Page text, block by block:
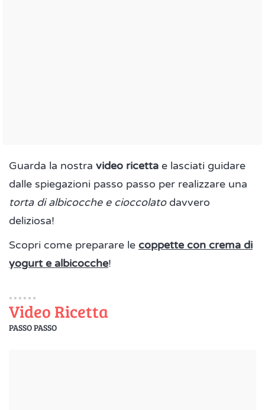
Guarda la nostra video ricetta e lasciati guidare
dalle spiegazioni passo passo per realizzare una
torta di albicocche e cioccolatodavvero
deliziosa!
Scopri come preparare le coppette con crema di
yogurt e albicocche!
Video Ricetta
PASSO PASSO